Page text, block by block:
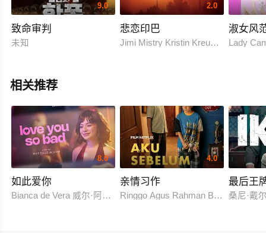
9.0
致命审判
未知
2.0
悲恋印巴
Jimi Mistry Kristin Kreuk Neve
淑女风
Lady
相关推荐
8.0
如此爱你
Bianca de Vera 威尔·阿什利·德莱昂
4.0
亲情习作
Ringgo Agus Rahman Bima Sena
最后王
桑尼·戴